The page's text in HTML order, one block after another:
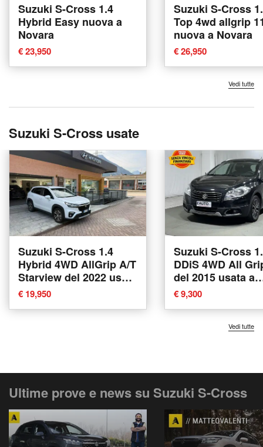
Suzuki S-Cross 1.4
Hybrid Easy nuova a
Novara
€ 23,950
Suzuki S-Cross
Top 4wd allgrip
nuova a Novara
€ 26,950
Vedi tutte
Suzuki S-Cross usate
Suzuki S-Cross 1.4
Hybrid 4WD AllGrip A/T
Starview del 2022 usata
a Montecrestese
€ 19,950
Suzuki S-Cross
DDiS 4WD All
del 2015 usata a
Montagna in
€ 9,300
Vedi tutte
Ultime prove e news su Suzuki S-Cross